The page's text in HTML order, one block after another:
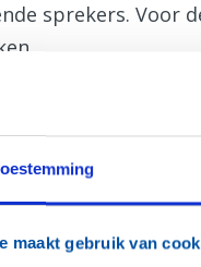
maakt gebruik van
sprekers. Voor
Festival in de
zijn gemaakt